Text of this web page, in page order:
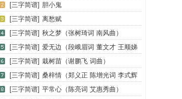
梅改编）
[三字简谱] 胆小鬼
[三字简谱] 离愁赋
[三字简谱] 秋之梦（张树琦词 南风曲）
[三字简谱] 爱无边（段峨眉词 董文才 王顺娣
曲）
[三字简谱] 栽树苗（谢鹏飞 词曲）
[三字简谱] 桑梓情（郑义正 陈增光词 李式辉
曲）
[三字简谱] 平常心（陈亮词 艾惠秀曲）